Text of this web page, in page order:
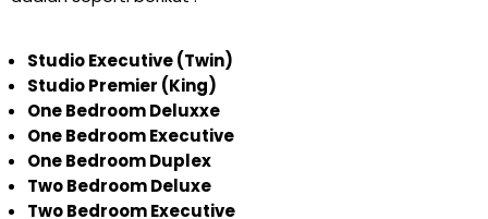
Studio Executive (Twin)
Studio Premier (King)
One Bedroom Deluxxe
One Bedroom Executive
One Bedroom Duplex
Two Bedroom Deluxe
Two Bedroom Executive